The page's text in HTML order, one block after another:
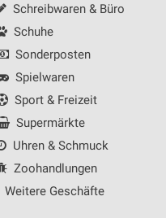
Schreibwaren & Büro
Schuhe
Sonderposten
Spielwaren
Sport & Freizeit
Supermärkte
Uhren & Schmuck
Zoohandlungen
Weitere Geschäfte